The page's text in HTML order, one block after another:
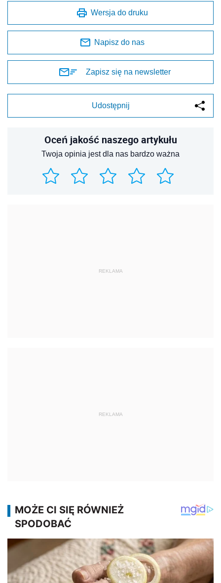
Wersja do druku
Napisz do nas
Zapisz się na newsletter
Udostępnij
Oceń jakość naszego artykułu
Twoja opinia jest dla nas bardzo ważna
REKLAMA
REKLAMA